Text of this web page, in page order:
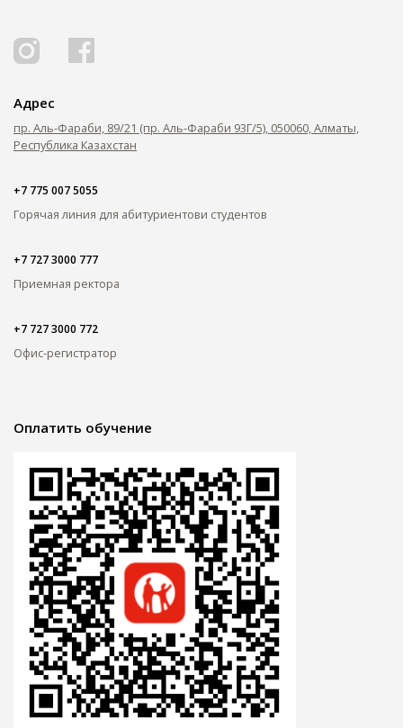
Адрес
пр. Аль-Фараби, 89/21 (пр. Аль-Фараби 93Г/5), 050060, Алматы,
Республика Казахстан
+7 775 007 5055
Горячая линия для абитуриентови студентов
+7 727 3000 777
Приемная ректора
+7 727 3000 772
Офис-регистратор
Оплатить обучение